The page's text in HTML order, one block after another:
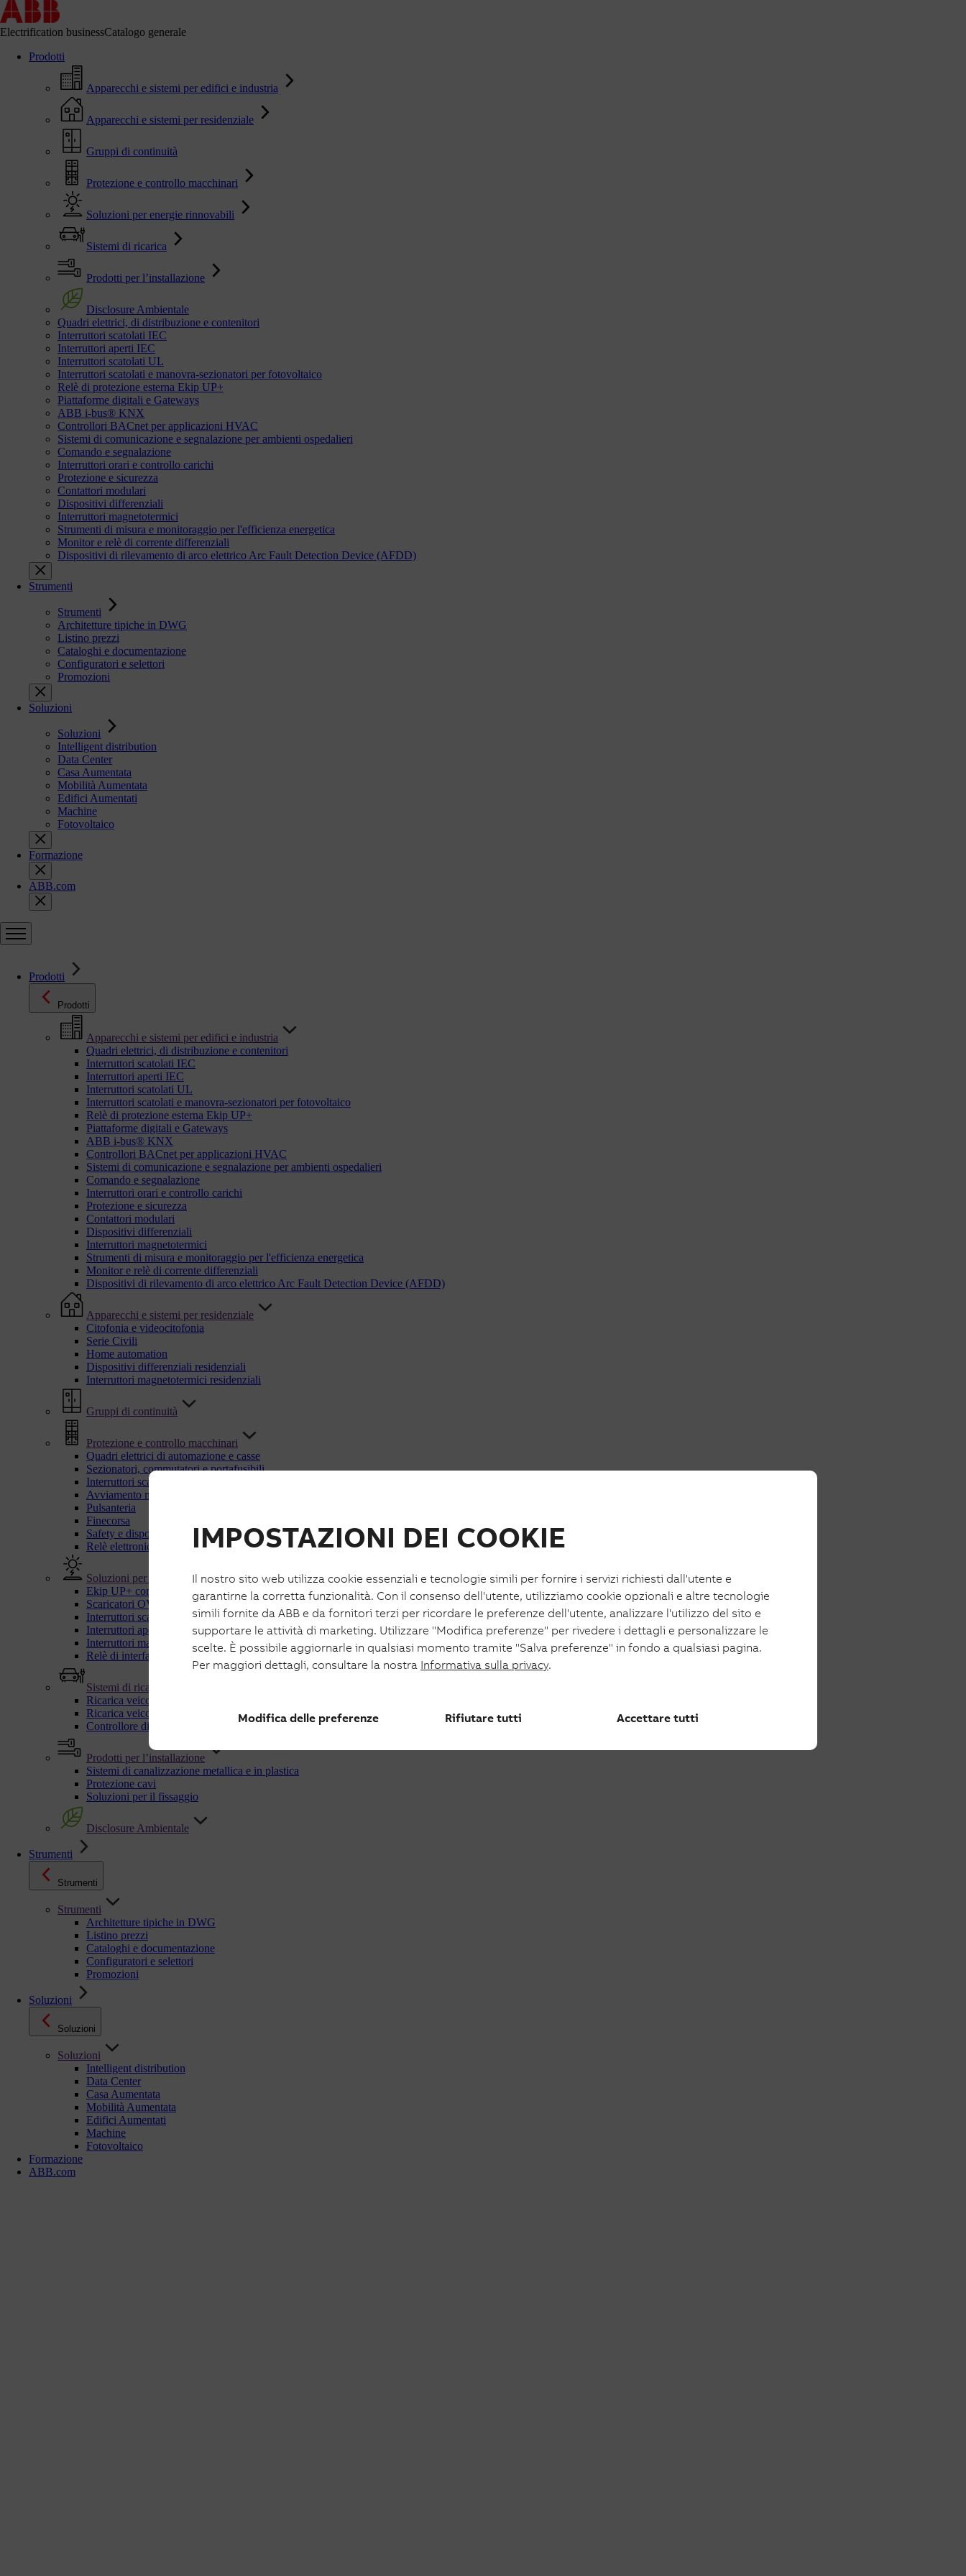
IMPOSTAZIONI DEI COOKIE
Il nostro sito web utilizza cookie essenziali e tecnologie simili per fornire i servizi richiesti dall'utente e
garantirne la corretta funzionalità. Con il consenso dell'utente, utilizziamo cookie opzionali e altre tecnologie
simili fornite da ABB e da fornitori terzi per ricordare le preferenze dell'utente, analizzare l'utilizzo del sito e
supportare le attività di marketing. Utilizzare "Modifica preferenze" per rivedere i dettagli e personalizzare le
scelte. È possibile aggiornarle in qualsiasi momento tramite "Salva preferenze" in fondo a qualsiasi pagina.
Per maggiori dettagli, consultare la nostra Informativa sulla privacy.
Modifica delle preferenze Rifiutare tutti Accettare tutti
Electrification businessCatalogo generale
Prodotti
Apparecchi e sistemi per edifici e industria
Apparecchi e sistemi per residenziale
Gruppi di continuità
Protezione e controllo macchinari
Soluzioni per energie rinnovabili
Sistemi di ricarica
Prodotti per l’installazione
Disclosure Ambientale
Quadri elettrici, di distribuzione e contenitori
Interruttori scatolati IEC
Interruttori aperti IEC
Interruttori scatolati UL
Interruttori scatolati e manovra-sezionatori per fotovoltaico
Relè di protezione esterna Ekip UP+
Piattaforme digitali e Gateways
ABB i-bus® KNX
Controllori BACnet per applicazioni HVAC
Sistemi di comunicazione e segnalazione per ambienti ospedalieri
Comando e segnalazione
Interruttori orari e controllo carichi
Protezione e sicurezza
Contattori modulari
Dispositivi differenziali
Interruttori magnetotermici
Strumenti di misura e monitoraggio per l'efficienza energetica
Monitor e relè di corrente differenziali
Dispositivi di rilevamento di arco elettrico Arc Fault Detection Device (AFDD)
Strumenti
Strumenti
Architetture tipiche in DWG
Listino prezzi
Cataloghi e documentazione
Configuratori e selettori
Promozioni
Soluzioni
Soluzioni
Intelligent distribution
Data Center
Casa Aumentata
Mobilità Aumentata
Edifici Aumentati
Machine
Fotovoltaico
Formazione
ABB.com
Prodotti
Prodotti
Apparecchi e sistemi per edifici e industria
Quadri elettrici, di distribuzione e contenitori
Interruttori scatolati IEC
Interruttori aperti IEC
Interruttori scatolati UL
Interruttori scatolati e manovra-sezionatori per fotovoltaico
Relè di protezione esterna Ekip UP+
Piattaforme digitali e Gateways
ABB i-bus® KNX
Controllori BACnet per applicazioni HVAC
Sistemi di comunicazione e segnalazione per ambienti ospedalieri
Comando e segnalazione
Interruttori orari e controllo carichi
Protezione e sicurezza
Contattori modulari
Dispositivi differenziali
Interruttori magnetotermici
Strumenti di misura e monitoraggio per l'efficienza energetica
Monitor e relè di corrente differenziali
Dispositivi di rilevamento di arco elettrico Arc Fault Detection Device (AFDD)
Apparecchi e sistemi per residenziale
Citofonia e videocitofonia
Serie Civili
Home automation
Dispositivi differenziali residenziali
Interruttori magnetotermici residenziali
Gruppi di continuità
Protezione e controllo macchinari
Quadri elettrici di automazione e casse
Sezionatori, commutatori e portafusibili
Interruttori scatolati UL
Avviamento motori
Pulsanteria
Finecorsa
Safety e dispositivi di sicurezza
Relè elettronici e di controllo
Soluzioni per energie rinnovabili
Ekip UP+ con IPS
Scaricatori OVR PV
Interruttori scatolati e manovra-sezionatori per fotovoltaico
Interruttori aperti e manovra-sezionatori per fotovoltaico
Interruttori magnetotermici fotovoltaico
Relè di interfaccia
Sistemi di ricarica
Ricarica veicoli elettrici in AC
Ricarica veicoli elettrici in DC
Controllore dinamico di carichi C-Kit
Prodotti per l’installazione
Sistemi di canalizzazione metallica e in plastica
Protezione cavi
Soluzioni per il fissaggio
Disclosure Ambientale
Strumenti
Strumenti
Strumenti
Architetture tipiche in DWG
Listino prezzi
Cataloghi e documentazione
Configuratori e selettori
Promozioni
Soluzioni
Soluzioni
Soluzioni
Intelligent distribution
Data Center
Casa Aumentata
Mobilità Aumentata
Edifici Aumentati
Machine
Fotovoltaico
Formazione
ABB.com